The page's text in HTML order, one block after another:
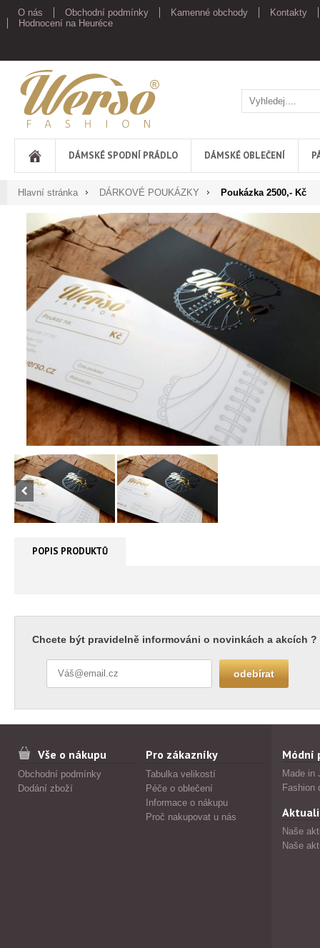
O nás Obchodní podmínky Kamenné obchody
Kontakty
Hodnocení na Heuréce
Werso
DÁMSKÉ SPODNÍ PRÁDLO DÁMSKÉ OBLEČENÍ
Hlavní stránka DÁRKOVÉ POUKÁZKY Poukázka 2500,- Kč
POPIS PRODUKTŮ
Chcete být pravidelně informováni o novinkách a akcích ?
Vše o nákupu
Obchodní podmínky
Dodání zboží
Pro zákazníky
Tabulka velikostí
Péče o oblečení
Informace o nákupu
Proč nakupovat u nás
Módní
Made in
Fashion
Naše
Naše